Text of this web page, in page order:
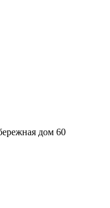
дом 60